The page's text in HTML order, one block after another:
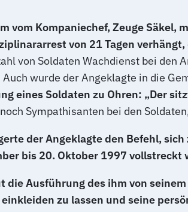
vom Kompaniechef, Zeuge Säkel,
von 21 Tagen
von Soldaten Wachdienst bei den
wurde der Angeklagte in die
eines Soldaten zu Ohren: „Der
Sympathisanten bei den
der Angeklagte den Befehl,
bis 20. Oktober 1997 vollstreckt
Ausführung des ihm von
zu lassen und seine